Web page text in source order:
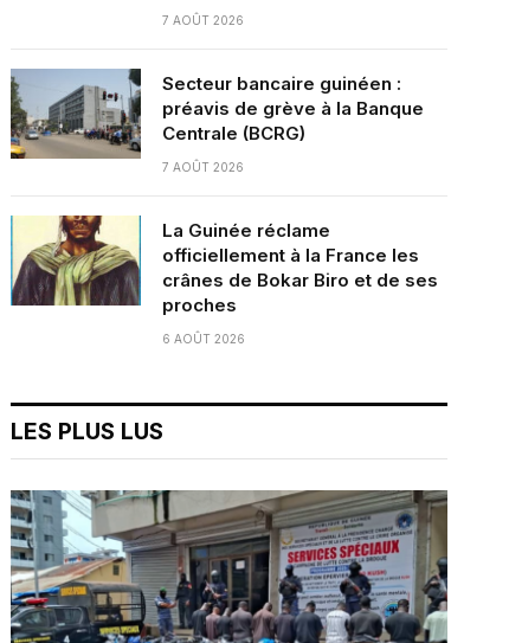
7 AOÛT 2026
Secteur bancaire guinéen :
préavis de grève à la Banque
Centrale (BCRG)
7 AOÛT 2026
La Guinée réclame
officiellement à la France les
crânes de Bokar Biro et de ses
proches
6 AOÛT 2026
LES PLUS LUS